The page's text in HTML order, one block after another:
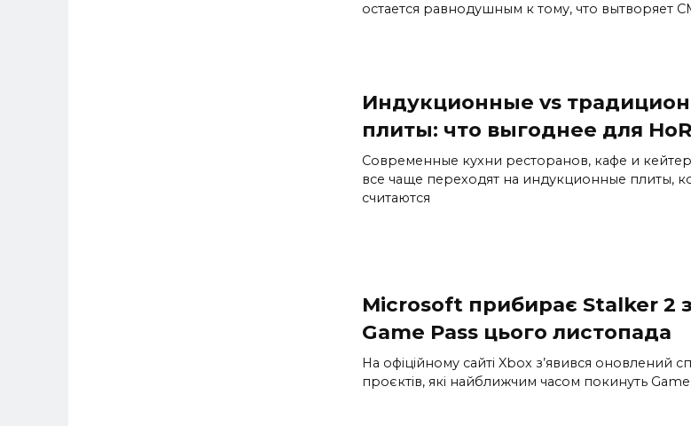
остается равнодушным к тому, что вытворяет
Индукционные vs
плиты: что выгоднее для
Современные кухни ресторанов, кафе и
все чаще переходят на индукционные плиты,
считаются
Microsoft прибирає Stalker 2
Game Pass цього листопада
На офіційному сайті Xbox з’явився оновлений
проєктів, які найближчим часом покинуть Game